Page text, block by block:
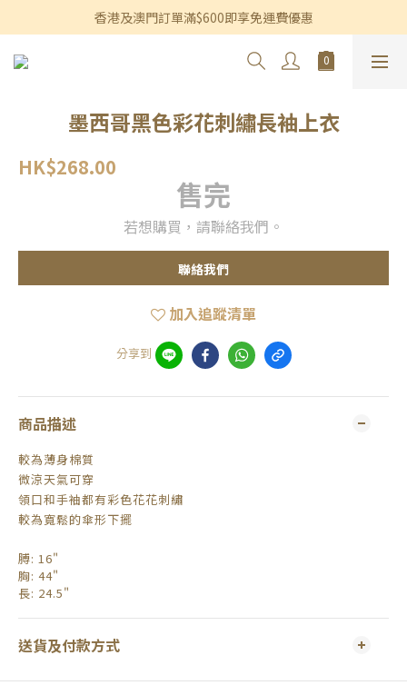
香港及澳門訂單滿$600即享免運費優惠
香港及澳門訂單滿$600即享免運費優惠
3個月內買滿$1,200可享永久九折優惠
墨西哥黑色彩花刺繡長袖上衣
HK$268.00
售完
若想購買，請聯絡我們。
聯絡我們
加入追蹤清單
分享到
商品描述
較為薄身棉質
微涼天氣可穿
領口和手袖都有彩色花花刺繡
較為寬鬆的傘形下擺
膊: 16"
胸: 44"
長: 24.5"
送貨及付款方式